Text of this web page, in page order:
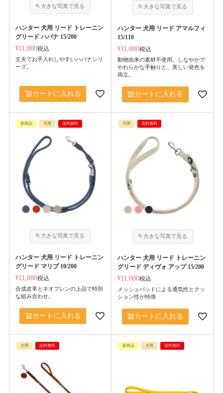
ハンター 犬用 リード トレーニン
グリード ハバナ 15/200
¥11,000税込
丈夫でお手入れしやすいハバナシリ
ーズ。
カートに入れる
ハンター 犬用 リード アマルフィ
15/110
¥11,000税込
動物由来の素材不使用。しなやかで
やわらかな手触りと、美しい発色を
両立。
カートに入れる
新商品 犬用 送料無料
ハンター 犬用 リード トレーニン
グリード マリブ 10/200
¥11,000税込
合成皮革とネオプレンの上品で特別
な組み合わせ。
カートに入れる
犬用 送料無料
ハンター 犬用 リード トレーニン
グリード ディヴォ アップ 15/200
¥11,000税込
メッシュパッドによる通気性とクッ
ション性が特徴
カートに入れる
犬用 送料無料 新商品 犬用 送料無料